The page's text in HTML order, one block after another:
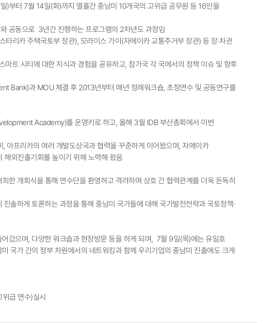
부터 7월 14일(화)까지 열흘간 중남미 10개국의 고위급 공무원 등 16인을
공동으로 3년간 진행하는 프로그램의 2차년도 과정임
리카 주택국토부 장관), 모라이스 가이(자메이카 교통주거부 장관) 등 장‧차관
트 시티에 대한 지식과 경험을 공유하고, 참가국 각 국에서의 정책 이슈 및 향후
Bank)과 MOU 체결 후 2013년부터 매년 정례워크숍, 초청연수 및 공동연구를
Academy)를 운영키로 하고, 올해 3월 IDB 부산총회에서 이번
아프리카의 여러 개발도상국과 협력을 꾸준하게 이어왔으며, 자메이카
외진출기회를 높이기 위해 노력해 왔음
개회식을 통해 연수단을 환영하고 격려하며 상호 간 협력관계를 더욱 돈독히
솔하게 토론하는 과정을 통해 중남미 국가들에 대해 국가발전전략과 국토정책·
갔으며, 다양한 워크숍과 현장방문 등을 하게 되며, 7월 9일(목)에는 유일호
국가 간의 정부 차원에서의 네트워킹과 함께 우리기업의 중남미 진출에도 크게
급 연수)실시